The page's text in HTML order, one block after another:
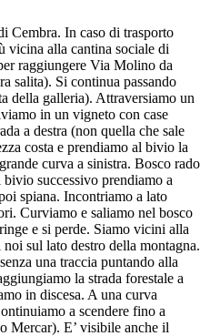
Cembra. In caso di trasporto
vicina alla cantina sociale di
raggiungere Via Molino da
salita). Si continua passando
della galleria). Attraversiamo un
in un vigneto con case
a destra (non quella che sale
costa e prendiamo al bivio la
curva a sinistra. Bosco rado
successivo prendiamo a
spiana. Incontriamo a lato
Curviamo e saliamo nel bosco
e si perde. Siamo vicini alla
sul lato destro della montagna.
una traccia puntando alla
la strada forestale a
in discesa. A una curva
a scendere fino a
Mercar). E’ visibile anche il